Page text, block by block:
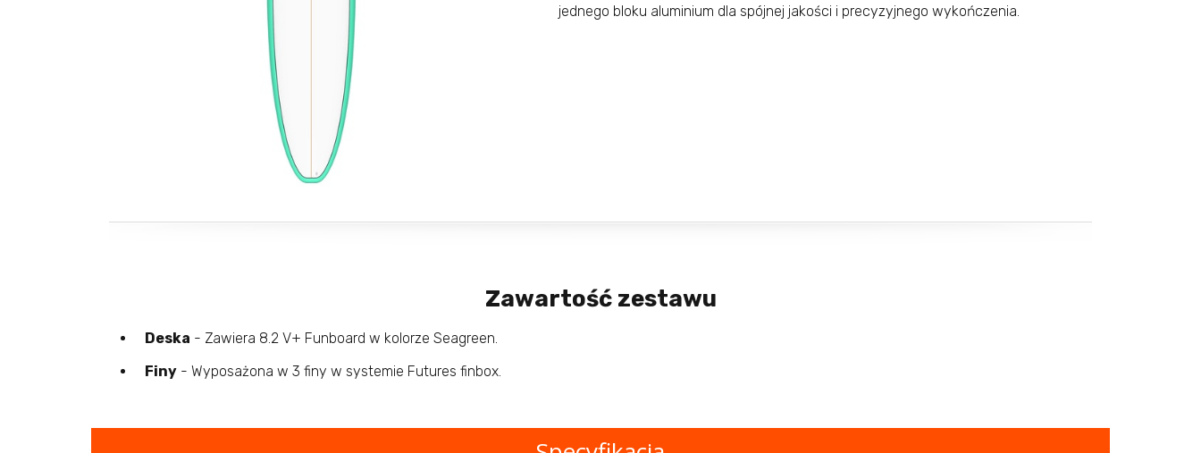
jednego bloku aluminium dla spójnej jakości i precyzyjnego wykończenia.
Zawartość zestawu
Deska - Zawiera 8.2 V+ Funboard w kolorze Seagreen.
Finy - Wyposażona w 3 finy w systemie Futures finbox.